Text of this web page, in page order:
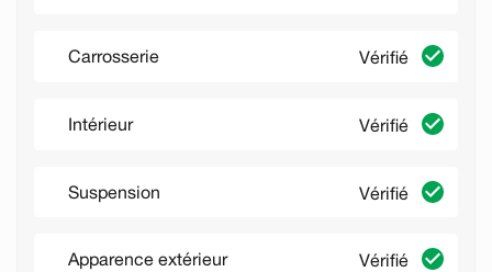
Carrosserie Vérifié
Intérieur Vérifié
Suspension Vérifié
Apparence extérieur Vérifié